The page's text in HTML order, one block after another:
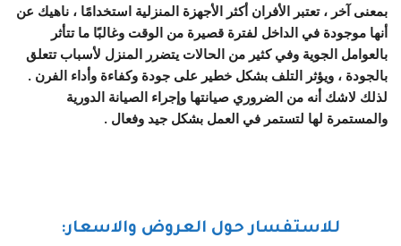
بمعنى آخر ، تعتبر الأفران أكثر الأجهزة المنزلية استخدامًا ، ناهيك عن
أنها موجودة في الداخل لفترة قصيرة من الوقت وغالبًا ما تتأثر
بالعوامل الجوية وفي كثير من الحالات يتضرر المنزل لأسباب تتعلق
بالجودة ، ويؤثر التلف بشكل خطير على جودة وكفاءة وأداء الفرن .
لذلك لاشك أنه من الضروري صيانتها وإجراء الصيانة الدورية
والمستمرة لها لتستمر في العمل بشكل جيد وفعال .
للاستفسار حول العروض والاسعار: